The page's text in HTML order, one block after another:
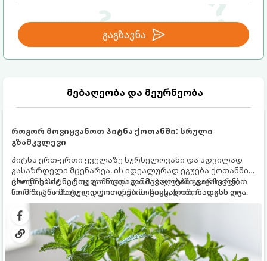
გაგზავნა
მებაღეობა და მეურნეობა
როგორ მოვიყვანოთ პიტნა ქოთანში: სრული
გზამკვლევი
პიტნა ერთ-ერთი ყველაზე სურნელოვანი და ადვილად
გასაზრდელი მცენარეა. ის იდეალურად ეგუება ქოთანში
ცხოვრებას, მეტიც, გამოცდილი მებაღეები გვირჩევენ,
რომ პიტნა მხოლოდ ქოთანში მოვიყვანოთ, რადგან ღია
გრუნტში (ბაღში) დარგვისას ის ფესვებით ძალიან
სწრაფად ვრცელდება და სხვა მცენარეებს ავიწროებს.
ქოთნის პიტნა მთელი წლის განმავლობაში გაგახარებთ
ნორჩი, არომატული ფოთლებით ჩაის, ლიმონათისა თუ
კერძებისთვის.